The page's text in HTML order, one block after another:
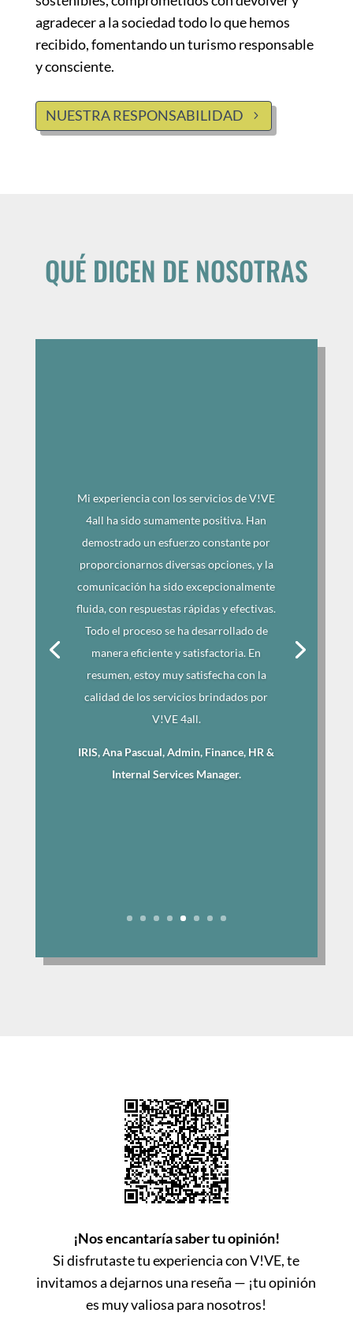
agradecer a la sociedad todo lo que hemos
recibido, fomentando un turismo responsable
y consciente.
NUESTRA RESPONSABILIDAD
QUÉ DICEN DE NOSOTRAS
Mi experiencia con los servicios de V!VE
4all ha sido sumamente positiva. Han
demostrado un esfuerzo constante por
proporcionarnos diversas opciones, y la
comunicación ha sido excepcionalmente
fluida, con respuestas rápidas y efectivas.
Todo el proceso se ha desarrollado de
manera eficiente y satisfactoria. En
resumen, estoy muy satisfecha con la
calidad de los servicios brindados por
V!VE 4all.
IRIS, Ana Pascual, Admin, Finance, HR &
Internal Services Manager.
¡Nos encantaría saber tu opinión!
Si disfrutaste tu experiencia con V!VE, te
invitamos a dejarnos una reseña — ¡tu opinión
es muy valiosa para nosotros!